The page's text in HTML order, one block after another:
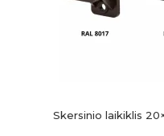
Skersinio laikiklis